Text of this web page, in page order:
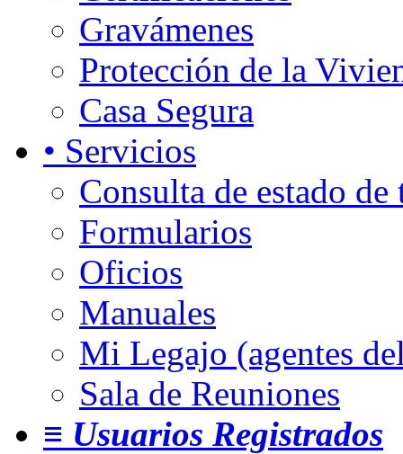
Gravámenes
Protección de la
Casa Segura
• Servicios
Consulta de estado de
Formularios
Oficios
Manuales
Mi Legajo (agentes
Sala de Reuniones
≡ Usuarios Registrados